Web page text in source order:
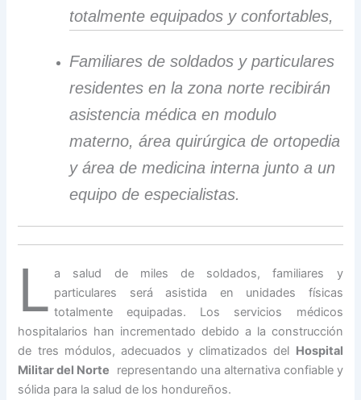
totalmente equipados y confortables,
Familiares de soldados y particulares
residentes en la zona norte recibirán
asistencia médica en modulo
materno, área quirúrgica de ortopedia
y área de medicina interna junto a un
equipo de especialistas.
L a salud de miles de soldados, familiares y
particulares será asistida en unidades físicas
totalmente equipadas. Los servicios médicos
hospitalarios han incrementado debido a la construcción
de tres módulos, adecuados y climatizados del Hospital
Militar del Norte representando una alternativa confiable y
sólida para la salud de los hondureños.